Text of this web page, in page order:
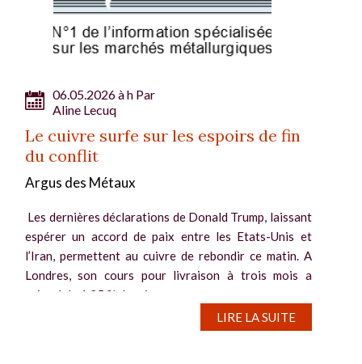
06.05.2026 à h Par
Aline Lecuq
Le cuivre surfe sur les espoirs de fin
du conflit
Argus des Métaux
Les dernières déclarations de Donald Trump, laissant
espérer un accord de paix entre les Etats-Unis et
l’Iran, permettent au cuivre de rebondir ce matin. A
Londres, son cours pour livraison à trois mois a
grimpé de 1,25 % depuis...
LIRE LA SUITE